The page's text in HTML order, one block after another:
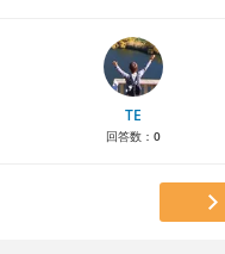
TE
回答数： 0